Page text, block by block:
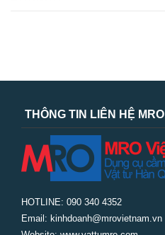
THÔNG TIN LIÊN HỆ MRO
HOTLINE: 090 340 4352
Email: kinhdoanh@mrovietnam.vn